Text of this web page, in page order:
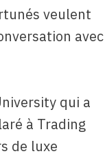
veulent
avec
qui a
à Trading
de luxe